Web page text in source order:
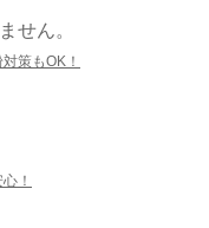
策もOK！
！
せん。